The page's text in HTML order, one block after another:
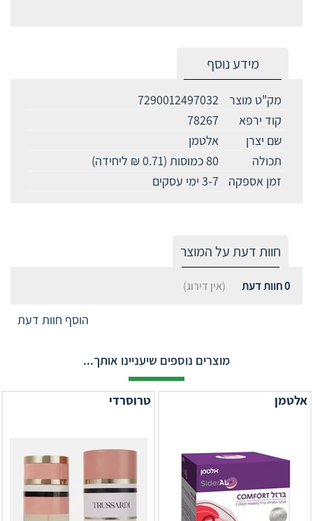
מידע נוסף
מק"ט מוצר
7290012497032
קוד ירפא
78267
שם יצרן
אלטמן
תכולה
80 כמוסות (0.71 ₪ ליחידה)
זמן אספקה
3-7 ימי עסקים
חוות דעת על המוצר
0חוות דעת (אין דירוג)
הוסף חוות דעת
מוצרים נוספים שיעניינו אותך...
אלטמן טרוסרדי